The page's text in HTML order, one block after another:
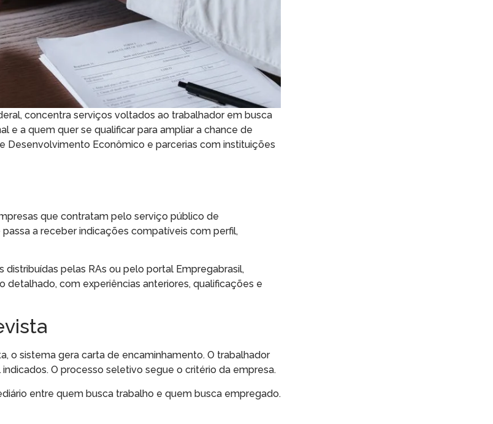
concentra serviços voltados ao trabalhador em busca
e a quem quer se qualificar para ampliar a chance de
Desenvolvimento Econômico e parcerias com instituições
que contratam pelo serviço público de
a receber indicações compatíveis com perfil,
pelas RAs ou pelo portal Empregabrasil,
detalhado, com experiências anteriores, qualificações e
o sistema gera carta de encaminhamento. O trabalhador
O processo seletivo segue o critério da empresa.
entre quem busca trabalho e quem busca empregado.